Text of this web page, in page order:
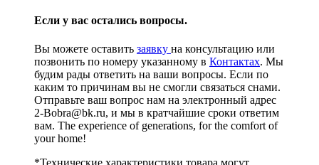
Если у вас остались вопросы.
Вы можете оставить заявку на консультацию или
позвонить по номеру указанному в Контактах. Мы
будим рады ответить на ваши вопросы. Если по
каким то причинам вы не смогли связаться снами.
Отправьте ваш вопрос нам на электронный адрес
2-Bobra@bk.ru, и мы в кратчайшие сроки ответим
вам. The experience of generations, for the comfort of
your home!
*Технические характеристики товара могут